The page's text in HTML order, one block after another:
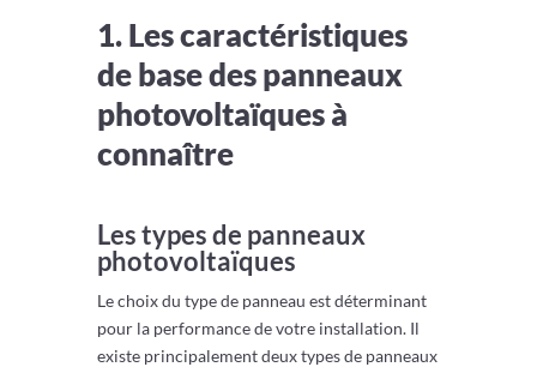
1. Les caractéristiques
de base des panneaux
photovoltaïques à
connaître
Les types de panneaux
photovoltaïques
Le choix du type de panneau est déterminant
pour la performance de votre installation. Il
existe principalement deux types de panneaux